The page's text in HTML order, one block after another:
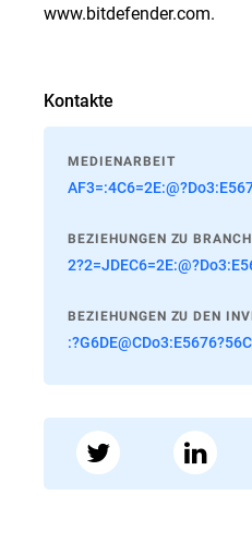
www.bitdefender.com.
Kontakte
MEDIENARBEIT
BEZIEHUNGEN ZU
BEZIEHUNGEN ZU DEN